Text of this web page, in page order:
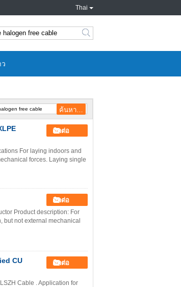
Thai
search
ติดต่อ
For laying indoors and
forces. Laying single
ติดต่อ
Product description: For
but not external mechanical
CU
ติดต่อ
Cable . Application for